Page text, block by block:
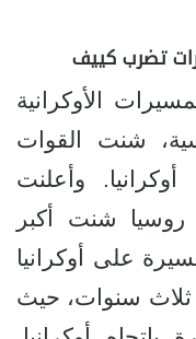
تضرب كييف
الأوكرانية
شنت القوات
وأعلنت
روسيا شنت أكبر
على أوكرانيا
ثلاث سنوات، حيث